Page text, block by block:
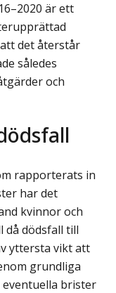
är ett
det återstår
således
och
rapporterats in
har det
kvinnor och
då dödsfall till
yttersta vikt att
grundliga
brister